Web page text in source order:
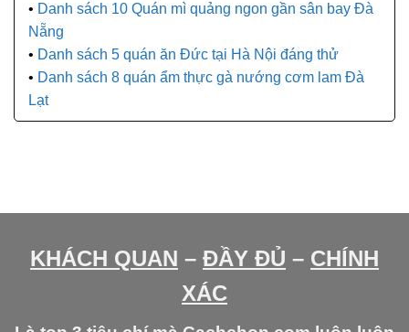
Danh sách 10 Quán mì quảng ngon gần sân bay Đà
Nẵng
Danh sách 5 quán ăn Đức tại Hà Nội đáng thử
Danh sách 8 quán ẩm thực gà nướng cơm lam Đà
Lạt
KHÁCH QUAN – ĐẦY ĐỦ – CHÍNH
XÁC